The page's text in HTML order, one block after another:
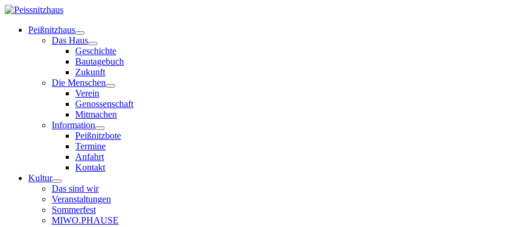
Peißnitzhaus
Das Haus
Geschichte
Bautagebuch
Zukunft
Die Menschen
Verein
Genossenschaft
Mitmachen
Information
Peißnitzbote
Termine
Anfahrt
Kontakt
Kultur
Das sind wir
Veranstaltungen
Sommerfest
MIWO.PHAUSE